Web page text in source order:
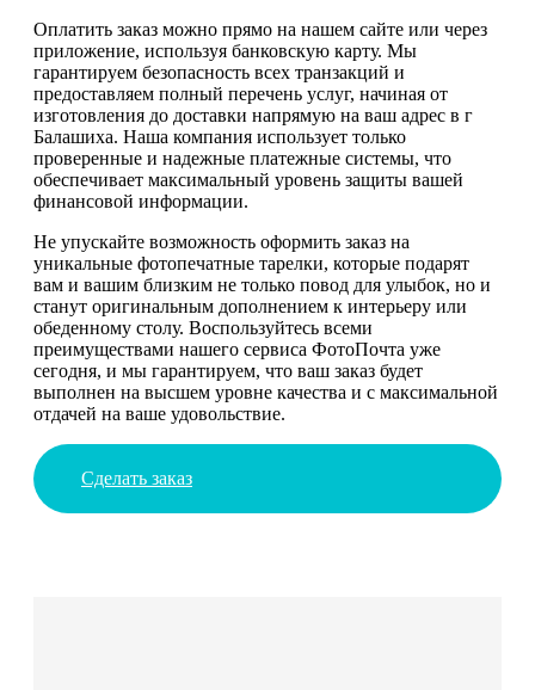
Оплатить заказ можно прямо на нашем сайте или через
приложение, используя банковскую карту. Мы
гарантируем безопасность всех транзакций и
предоставляем полный перечень услуг, начиная от
изготовления до доставки напрямую на ваш адрес в г
Балашиха. Наша компания использует только
проверенные и надежные платежные системы, что
обеспечивает максимальный уровень защиты вашей
финансовой информации.
Не упускайте возможность оформить заказ на
уникальные фотопечатные тарелки, которые подарят
вам и вашим близким не только повод для улыбок, но и
станут оригинальным дополнением к интерьеру или
обеденному столу. Воспользуйтесь всеми
преимуществами нашего сервиса ФотоПочта уже
сегодня, и мы гарантируем, что ваш заказ будет
выполнен на высшем уровне качества и с максимальной
отдачей на ваше удовольствие.
Сделать заказ